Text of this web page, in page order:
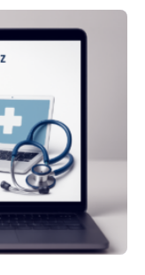
Bochum in
die
Sprachmodell
Intelligenz
bewussten